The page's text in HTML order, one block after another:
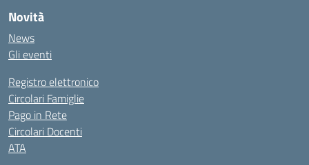
Novità
News
Gli eventi
Registro elettronico
Circolari Famiglie
Pago in Rete
Circolari Docenti
ATA